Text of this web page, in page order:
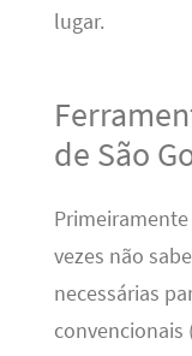
lugar.
de São
vezes não
necessárias
convencionais